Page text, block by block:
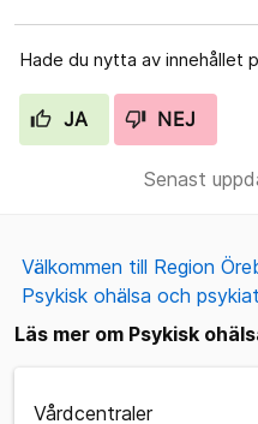
Hade du nytta av innehållet
JA NEJ
Senast
Välkommen till Region
Psykisk ohälsa och
Läs mer om Psykisk
Vårdcentraler